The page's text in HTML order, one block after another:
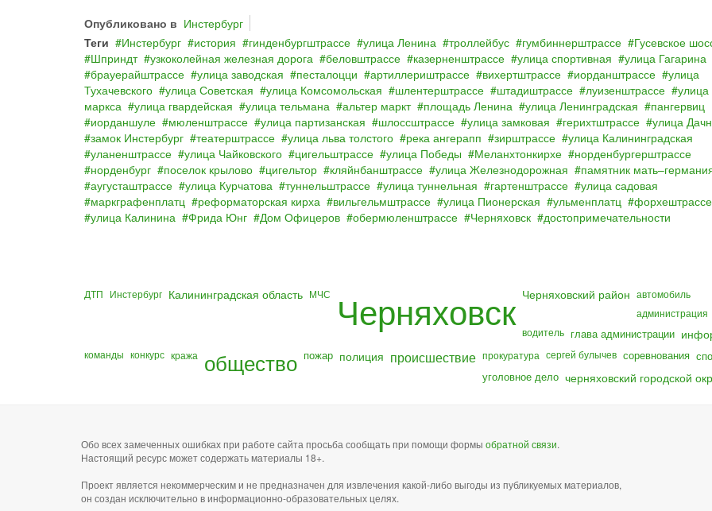
Опубликовано в Инстербург
Теги
Инстербург история гинденбургштрассе улица Ленина троллейбус гумбиннерштрассе
Гусевское
Шприндт
узкоколейная железная дорога беловштрассе казерненштрассе улица спортивная
улица Гагарина
брауерайштрассе
улица заводская песталоцци артиллериштрассе вихертштрассе иорданштрассе
улица
Тухачевского
улица Советская улица Комсомольская шлентерштрассе штадиштрассе луизенштрассе
улица
маркса
улица гвардейская улица тельмана альтер маркт площадь Ленина улица Ленинградская
пангервиц
иорданшуле
мюленштрассе улица партизанская шлоссштрассе улица замковая герихтштрассе
улица
замок Инстербург
театерштрассе улица льва толстого река ангерапп зирштрассе
улица Калининградская
уланенштрассе
улица Чайковского цигельштрассе улица Победы Меланхтонкирхе
норденбургерштрассе
норденбург
поселок крылово цигельтор кляйнбанштрассе улица Железнодорожная
памятник
аугусташтрассе
улица Курчатова туннельштрассе улица туннельная гартенштрассе
улица садовая
маркграфенплатц
реформаторская кирха вильгельмштрассе улица Пионерская ульменплатц
форхештрассе
улица Калинина
Фрида Юнг Дом Офицеров обермюленштрассе Черняховск достопримечательности
ДТП Инстербург Калининградская область МЧС Черняховск Черняховский район автомобиль
администрация
водитель глава администрации
команды конкурс кража общество пожар полиция происшествие прокуратура сергей булычев соревнования
уголовное дело черняховский городской
Обо всех замеченных ошибках при работе сайта просьба сообщать при помощи формы обратной связи.
Настоящий ресурс может содержать материалы 18+.
Проект является некоммерческим и не предназначен для извлечения какой-либо выгоды из публикуемых материалов,
он создан исключительно в информационно-образовательных целях.